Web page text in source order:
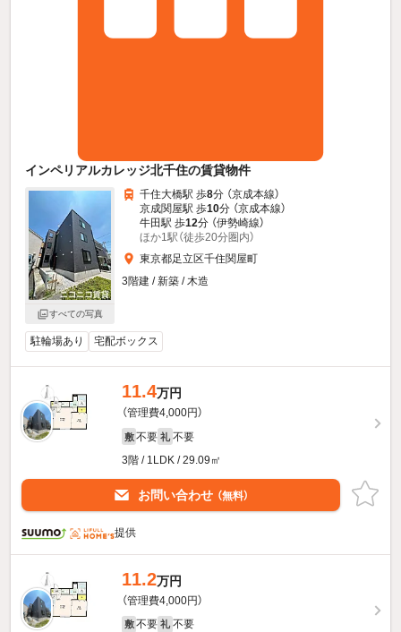
インペリアルカレッジ北千住の賃貸物件
すべての写真
千住大橋駅 歩8分 （京成本線）
京成関屋駅 歩10分 （京成本線）
牛田駅 歩12分 （伊勢崎線）
ほか1駅（徒歩20分圏内）
東京都足立区千住関屋町
3階建 / 新築 / 木造
駐輪場あり 宅配ボックス
11.4万円
（管理費4,000円）
敷 不要 礼 不要
3階 / 1LDK / 29.09㎡
お問い合わせ （無料）
提供
11.2万円
（管理費4,000円）
敷 不要 礼 不要